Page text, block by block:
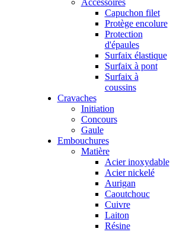
Accessoires
Capuchon filet
Protège encolure
Protection
d'épaules
Surfaix élastique
Surfaix à pont
Surfaix à
coussins
Cravaches
Initiation
Concours
Gaule
Embouchures
Matière
Acier inoxydable
Acier nickelé
Aurigan
Caoutchouc
Cuivre
Laiton
Résine